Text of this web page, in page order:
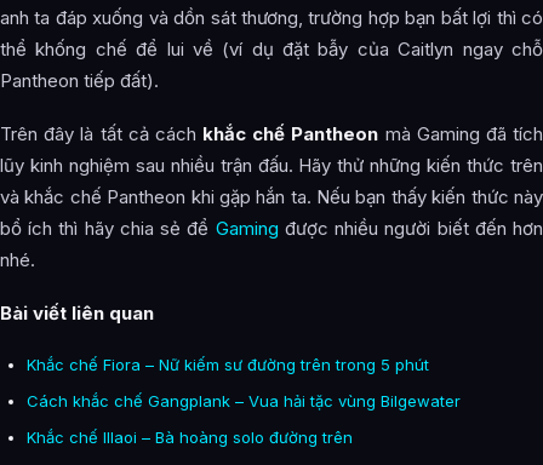
anh ta đáp xuống và dồn sát thương, trường hợp bạn bất lợi thì có
thể khống chế để lui về (ví dụ đặt bẫy của Caitlyn ngay chỗ
Pantheon tiếp đất).
Trên đây là tất cả cách khắc chế Pantheon mà Gaming đã tích
lũy kinh nghiệm sau nhiều trận đấu. Hãy thử những kiến thức trên
và khắc chế Pantheon khi gặp hắn ta. Nếu bạn thấy kiến thức này
bổ ích thì hãy chia sẻ để Gaming được nhiều người biết đến hơn
nhé.
Bài viết liên quan
Khắc chế Fiora – Nữ kiếm sư đường trên trong 5 phút
Cách khắc chế Gangplank – Vua hải tặc vùng Bilgewater
Khắc chế Illaoi – Bà hoàng solo đường trên